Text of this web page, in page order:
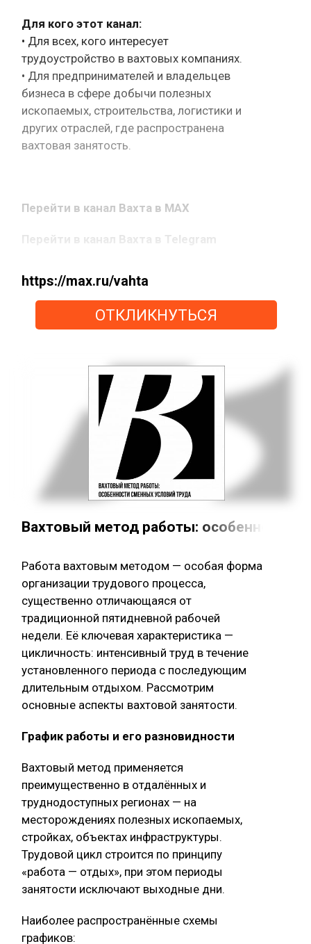
Для кого этот канал:
• Для всех, кого интересует
трудоустройство в вахтовых компаниях.
• Для предпринимателей и владельцев
бизнеса в сфере добычи полезных
ископаемых, строительства, логистики и
других отраслей, где распространена
вахтовая занятость.
Перейти в канал Вахта в MAX
Перейти в канал Вахта в Telegram
https://max.ru/vahta
ОТКЛИКНУТЬСЯ
Вахтовый метод работы: особенности
Работа вахтовым методом — особая форма
организации трудового процесса,
существенно отличающаяся от
традиционной пятидневной рабочей
недели. Её ключевая характеристика —
цикличность: интенсивный труд в течение
установленного периода с последующим
длительным отдыхом. Рассмотрим
основные аспекты вахтовой занятости.
График работы и его разновидности
Вахтовый метод применяется
преимущественно в отдалённых и
труднодоступных регионах — на
месторождениях полезных ископаемых,
стройках, объектах инфраструктуры.
Трудовой цикл строится по принципу
«работа — отдых», при этом периоды
занятости исключают выходные дни.
Наиболее распространённые схемы
графиков: